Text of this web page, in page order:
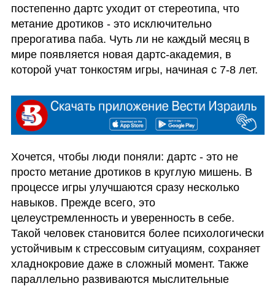
постепенно дартс уходит от стереотипа, что
метание дротиков - это исключительно
прерогатива паба. Чуть ли не каждый месяц в
мире появляется новая дартс-академия, в
которой учат тонкостям игры, начиная с 7-8 лет.
Хочется, чтобы люди поняли: дартс - это не
просто метание дротиков в круглую мишень. В
процессе игры улучшаются сразу несколько
навыков. Прежде всего, это
целеустремленность и уверенность в себе.
Такой человек становится более психологически
устойчивым к стрессовым ситуациям, сохраняет
хладнокровие даже в сложный момент. Также
параллельно развиваются мыслительные